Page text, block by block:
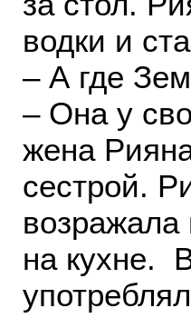
водки и
– А где
– Она у
жена
сестрой.
возражала
на кухне.